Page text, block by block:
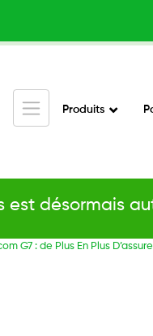
Main
v2
Produits
est désormais
G7 : de Plus En Plus